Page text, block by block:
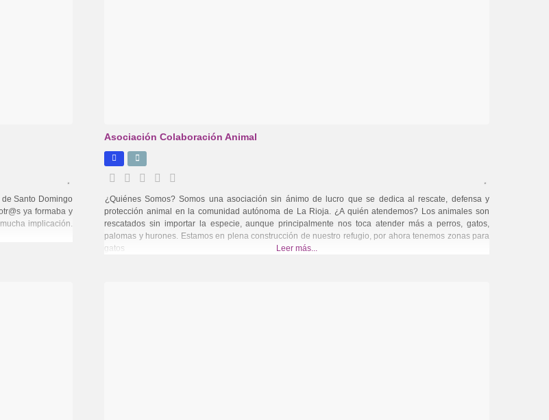
Santo Domingo
ya formaba y
implicación.
Asociación Colaboración Animal
¿Quiénes Somos? Somos una asociación sin ánimo de lucro que se dedica al rescate, defensa y
protección animal en la comunidad autónoma de La Rioja. ¿A quién atendemos? Los animales son
rescatados sin importar la especie, aunque principalmente nos toca atender más a perros, gatos,
palomas y hurones. Estamos en plena construcción de nuestro refugio, por ahora tenemos zonas para
gatos
Leer más...